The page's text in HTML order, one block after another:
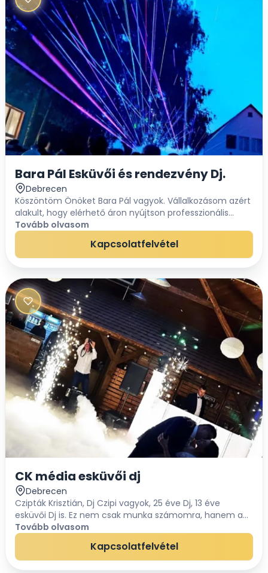
Bara Pál Esküvői és rendezvény Dj.
Debrecen
Köszöntöm Önöket Bara Pál vagyok. Vállalkozásom azért
alakult, hogy elérhető áron nyújtson professzionális
szolgáltatásokat cégeknek és magánszemélyeknek
egyaránt. Legyen szó kisebb 50-100 fős ren...
Tovább olvasom
Kapcsolatfelvétel
CK média esküvői dj
Debrecen
Czipták Krisztián, Dj Czipi vagyok, 25 éve Dj, 13 éve
esküvői Dj is. Ez nem csak munka számomra, hanem a
hobbim is. Éppen ezért tudok minden esküvőt a
legnagyobb odaadással csinálni, mintha csak a saj...
Tovább olvasom
Kapcsolatfelvétel